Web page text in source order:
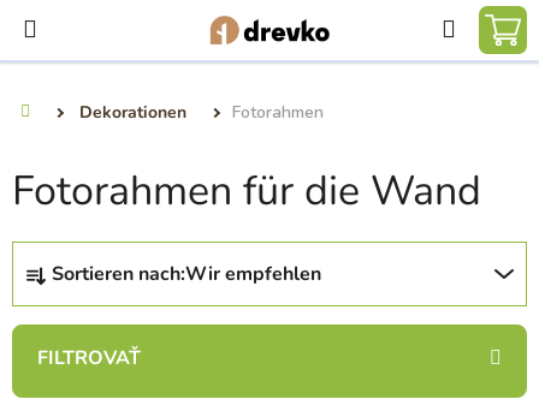
Inhalt
springen
Suchen
Dekorationen Fotorahmen
Fotorahmen für die Wand
P
o
u
Sortieren nach:Wir empfehlen